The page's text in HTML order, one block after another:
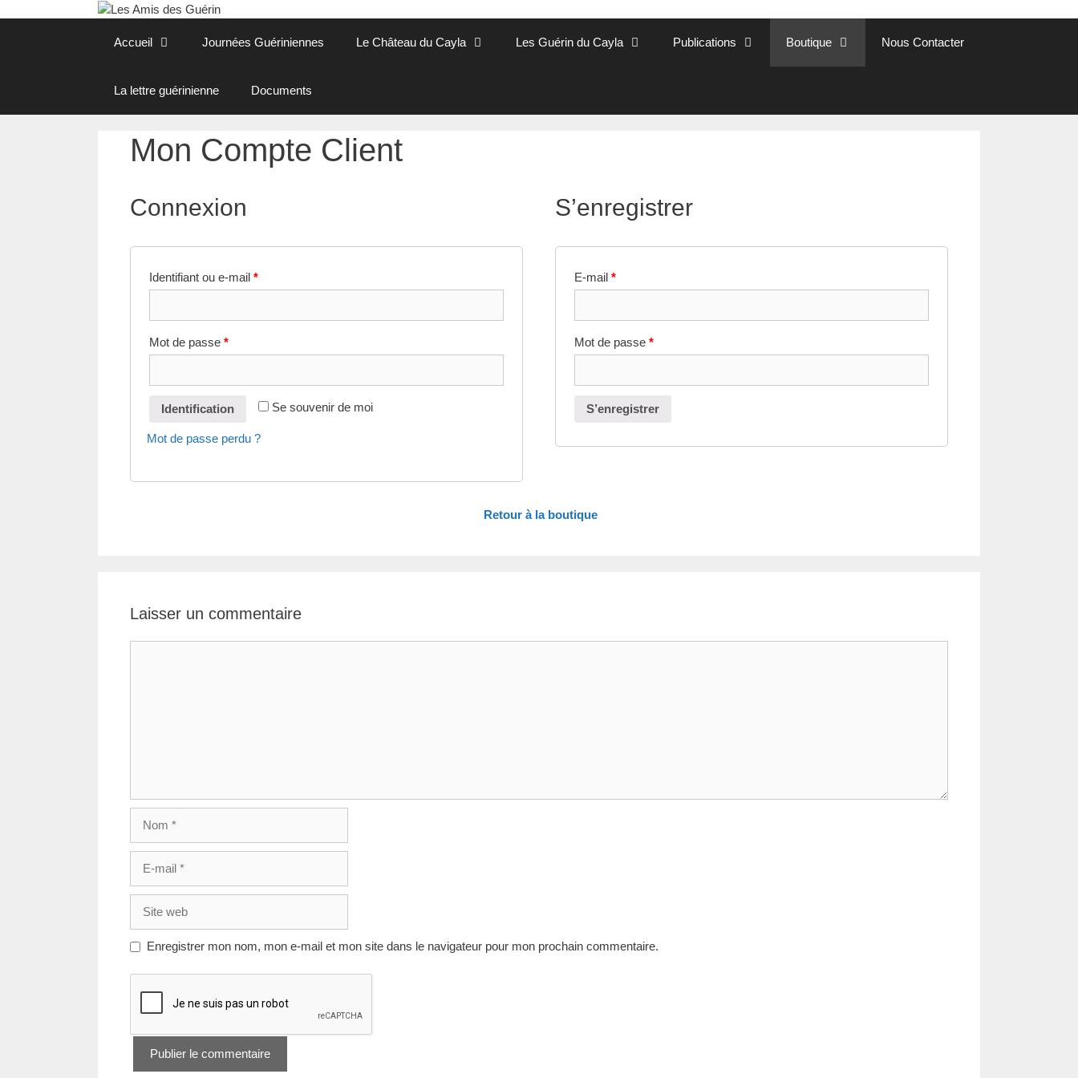
Accueil Journées Guériniennes Le Château du Cayla Les Guérin du Cayla Publications Boutique Nous Contacter
La lettre guérinienne Documents
Mon Compte Client
Connexion
Identifiant ou e-mail *
Mot de passe *
Se souvenir de moi
Identification
Mot de passe perdu ?
S’enregistrer
E-mail*
Mot de passe*
S’enregistrer
Retour à la boutique
Laisser un commentaire
mail
web
Enregistrer mon nom, mon e-mail et mon site dans le navigateur pour mon prochain commentaire.